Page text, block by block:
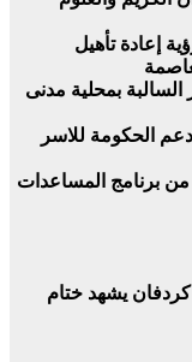
إعادة تأهيل
بمحلية مدنى
الحكومة للاسر
برنامج المساعدات
كردفان يشهد ختام